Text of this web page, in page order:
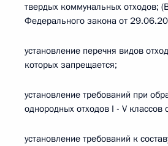
твердых коммунальных отходов;
Федерального закона от
установление перечня видов
которых запрещается;
установление требований при
однородных отходов I - V классов
установление требований к